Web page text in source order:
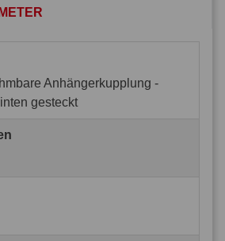
Anhängerkupplung -
gesteckt